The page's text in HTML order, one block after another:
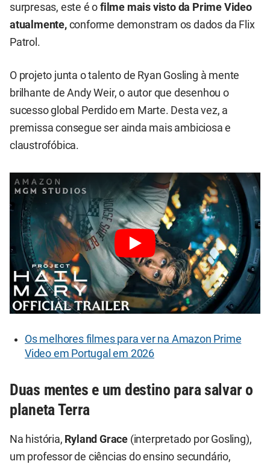
surpresas, este é ofilme mais visto da Prime Video
atualmente, conforme demonstram os dados da Flix
Patrol.
O projeto junta o talento de Ryan Gosling à mente
brilhante de Andy Weir, o autor que desenhou o
sucesso global Perdido em Marte. Desta vez, a
premissa consegue ser ainda mais ambiciosa e
claustrofóbica.
Os melhores filmes para ver na Amazon Prime
Video em Portugal em 2026
Duas mentes e um destino para salvar o
planeta Terra
Na história, Ryland Grace (interpretado por Gosling),
um professor de ciências do ensino secundário,